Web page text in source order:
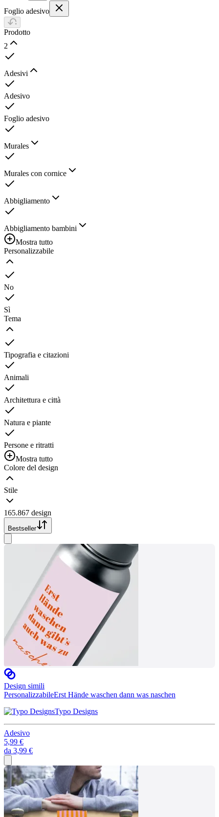
Foglio adesivo
Prodotto
2
Adesivi
Adesivo
Foglio adesivo
Murales
Murales con cornice
Abbigliamento
Abbigliamento bambini
Mostra tutto
Personalizzabile
No
Sì
Tema
Tipografia e citazioni
Animali
Architettura e città
Natura e piante
Persone e ritratti
Mostra tutto
Colore del design
Stile
165.867 design
Bestseller
Design simili
PersonalizzabileErst Hände waschen dann was naschen
Typo Designs
Adesivo
5,99 €
da 3,99 €